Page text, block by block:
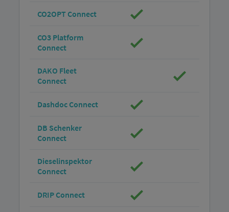
CO2OPT Connect
CO3 Platform
Connect
DAKO Fleet
Connect
Dashdoc Connect
DB Schenker
Connect
Dieselinspektor
Connect
DRIP Connect